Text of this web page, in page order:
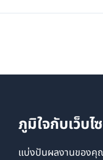
ภูมิใจกับเว็บ
แบ่งปันผลงานของคุ